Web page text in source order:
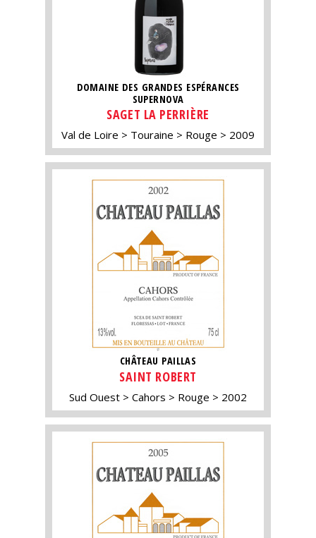
DOMAINE DES GRANDES ESPÉRANCES
SUPERNOVA
SAGET LA PERRIÈRE
Val de Loire Touraine Rouge 2009
CHÂTEAU PAILLAS
SAINT ROBERT
Sud Ouest Cahors Rouge 2002